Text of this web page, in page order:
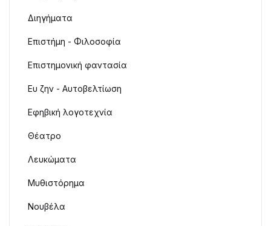
Διηγήματα
Επιστήμη - Φιλοσοφία
Επιστημονική φαντασία
Ευ ζην - Αυτοβελτίωση
Εφηβική λογοτεχνία
Θέατρο
Λευκώματα
Μυθιστόρημα
Νουβέλα